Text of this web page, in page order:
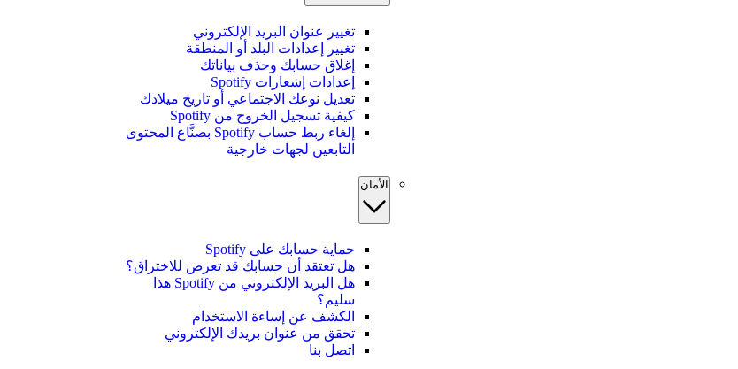
تغيير عنوان البريد الإلكتروني
تغيير إعدادات البلد أو المنطقة
إغلاق حسابك وحذف بياناتك
إعدادات إشعارات Spotify
تعديل نوعك الاجتماعي أو تاريخ ميلادك
كيفية تسجيل الخروج من Spotify
إلغاء ربط حساب Spotify بصنَّاع المحتوى
التابعين لجهات خارجية
الأمان
حماية حسابك على Spotify
هل تعتقد أن حسابك قد تعرض للاختراق؟
هل البريد الإلكتروني من Spotify هذا
سليم؟
الكشف عن إساءة الاستخدام
تحقق من عنوان بريدك الإلكتروني
اتصل بنا